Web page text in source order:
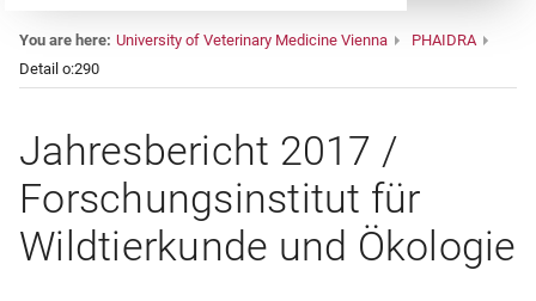
You are here: University of Veterinary Medicine Vienna
PHAIDRA
Detail o:290
Jahresbericht 2017 /
Forschungsinstitut für
Wildtierkunde und Ökologie